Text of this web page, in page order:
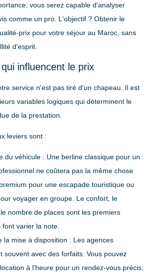
vous serez capable d'analyser
comme un pro. L'objectif ? Obtenir le
prix pour votre séjour au Maroc, sans
d'esprit.
influencent le prix
service n'est pas tiré d'un chapeau. Il est
variables logiques qui déterminent le
de la prestation.
leviers sont :
du véhicule : Une berline classique pour un
ne coûtera pas la même chose
pour une escapade touristique ou
voyager en groupe. Le confort, le
nombre de places sont les premiers
font varier la note.
la mise à disposition : Les agences
souvent avec des forfaits. Vous pouvez
à l'heure pour un rendez-vous précis,